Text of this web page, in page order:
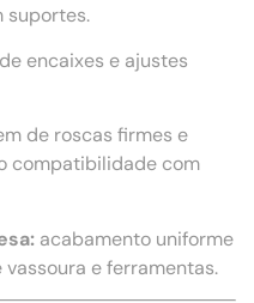
suportes.
encaixes e ajustes
de roscas firmes e
compatibilidade com
acabamento uniforme
e ferramentas.